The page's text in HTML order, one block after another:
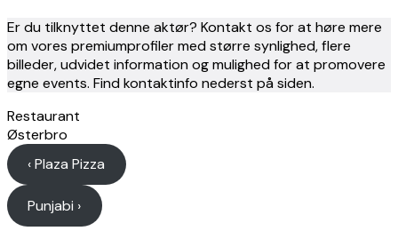
Er du tilknyttet denne aktør? Kontakt os for at høre mere
om vores premiumprofiler med større synlighed, flere
billeder, udvidet information og mulighed for at promovere
egne events. Find kontaktinfo nederst på siden.
Restaurant
Østerbro
‹ Plaza Pizza
Punjabi ›